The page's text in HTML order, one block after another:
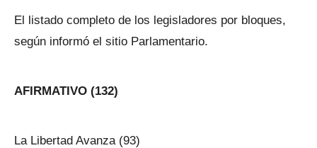
El listado completo de los legisladores por bloques,
según informó el sitio Parlamentario.
AFIRMATIVO (132)
La Libertad Avanza (93)